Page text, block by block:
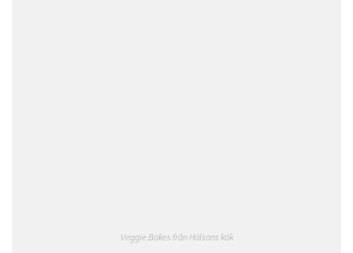
Veggie Bakes från Hälsans kök